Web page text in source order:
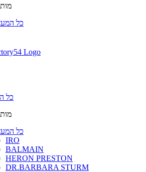
כל
כל
כל
IRO
BALMAIN
HERON PRESTON
DR.BARBARA STURM